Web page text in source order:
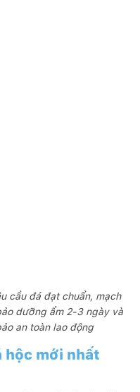
cầu đá đạt chuẩn, mạch
dưỡng ẩm 2-3 ngày và
an toàn lao động
hộc mới nhất